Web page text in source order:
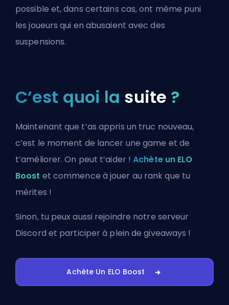
possible et, dans certains cas, ont même puni
les joueurs qui en abusaient avec des
suspensions.
C’est quoi la suite ?
Maintenant que t’as appris un truc nouveau,
c’est le moment de lancer une game et de
t’améliorer. On peut t’aider !Achète un ELO
Boost et commence à jouer au rank que tu
mérites !
Sinon, tu peux aussi rejoindre notre serveur
Discord et participer à plein de giveaways !
Achète Un ELO Boost